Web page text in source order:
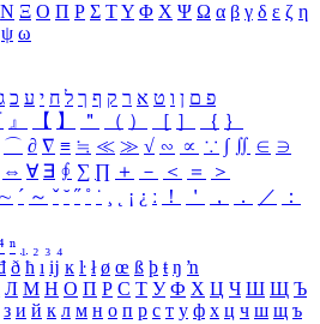
Ν Ξ Ο Π Ρ Σ ΤΥ Φ Χ Ψ Ω α β γ δ ε ζ η
ψ ω
פ ם ן ו ט א ר ק ף ך ל ח י ע כ ג
』 【 】 ＂ （ ） ［ ］ ｛ ｝
⌒ ∂ ∇ ≡ ≒ ≪ ≫ √ ∽ ∝ ∵ ∫ ∬ ∈ ∋
⇔ ∀ ∃ ∮ ∑ ∏ ＋ － ＜ ＝
＞
∼ ´ ～ ˇ ˘ ˝ ˚ ˙ ¸ ¡ ¿ ː ！ ＇ ， ． ／
：
ⁿ ₁ ₂ ₃ ₄
ð ħ ı ĳ ĸ ŀ ł ø œ ß þ ŧ ŋ ŉ
Л М Н О П Р С Т У Ф Х Ц Ч Ш Щ Ъ
з и й к л м н о п р с т у ф х ц ч ш щ ъ